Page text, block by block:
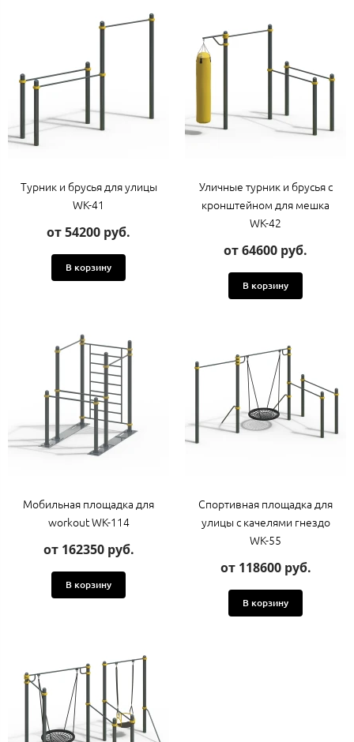
Турник и брусья для улицы
WK-41
от 54200 руб.
В корзину
Уличные турник и брусья с
кронштейном для мешка
WK-42
от 64600 руб.
В корзину
Мобильная площадка для
workout WK-114
от 162350 руб.
В корзину
Спортивная площадка для
улицы с качелями гнездо
WK-55
от 118600 руб.
В корзину